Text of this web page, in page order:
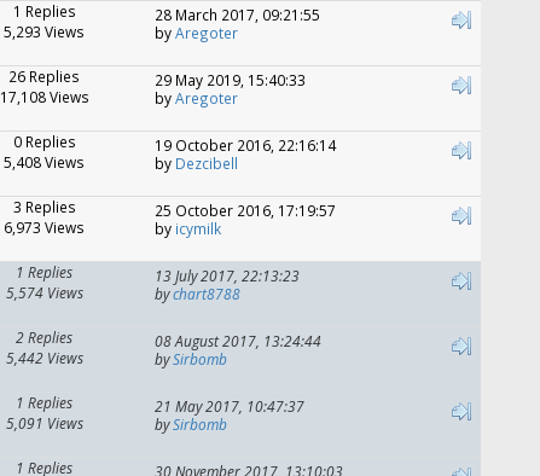
1 Replies
5,293 Views
28 March 2017, 09:21:55
byAregoter
26 Replies
17,108 Views
29 May 2019, 15:40:33
byAregoter
0 Replies
5,408 Views
19 October 2016, 22:16:14
by Dezcibell
3 Replies
6,973 Views
25 October 2016, 17:19:57
by icymilk
1 Replies
5,574 Views
13 July 2017, 22:13:23
bychart8788
2 Replies
5,442 Views
08 August 2017, 13:24:44
bySirbomb
1 Replies
5,091 Views
21 May 2017, 10:47:37
bySirbomb
1 Replies
30 November 2017, 13:10:03